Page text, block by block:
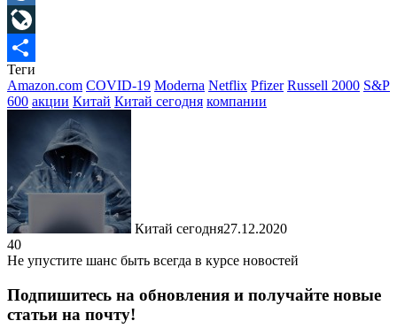
Mail.Ru
LiveJournal
Отправить
Теги
Amazon.com COVID-19 Moderna Netflix Pfizer Russell 2000 S&P
600 акции Китай Китай сегодня компании
Китай сегодня27.12.2020
40
Не упустите шанс быть всегда в курсе новостей
Подпишитесь на обновления и получайте новые
статьи на почту!